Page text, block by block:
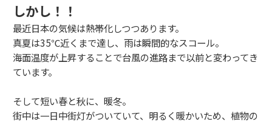
しかし！！
最近日本の気候は熱帯化しつつあります。
真夏は35℃近くまで達し、雨は瞬間的なスコール。
海面温度が上昇することで台風の進路まで以前と変わってき
ています。
そして短い春と秋に、暖冬。
街中は一日中街灯がついていて、明るく暖かいため、植物の